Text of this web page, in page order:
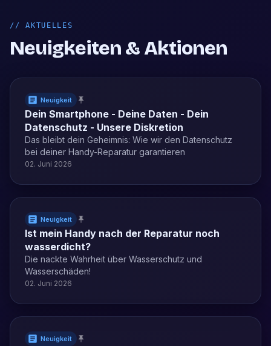
//AKTUELLES
Neuigkeiten & Aktionen
Neuigkeit
Dein Smartphone - Deine Daten - Dein
Datenschutz - Unsere Diskretion
Das bleibt dein Geheimnis: Wie wir den Datenschutz
bei deiner Handy-Reparatur garantieren
02. Juni 2026
Neuigkeit
Ist mein Handy nach der Reparatur noch
wasserdicht?
Die nackte Wahrheit über Wasserschutz und
Wasserschäden!
02. Juni 2026
Neuigkeit